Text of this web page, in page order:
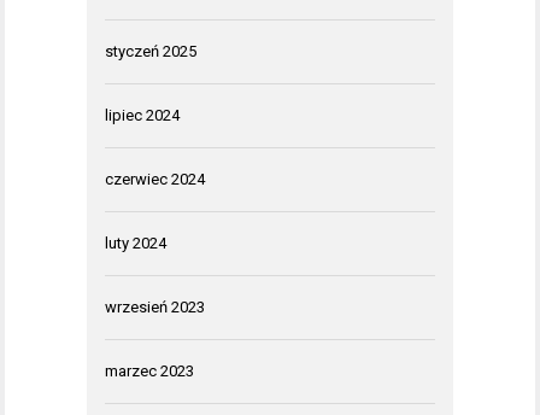
styczeń 2025
lipiec 2024
czerwiec 2024
luty 2024
wrzesień 2023
marzec 2023